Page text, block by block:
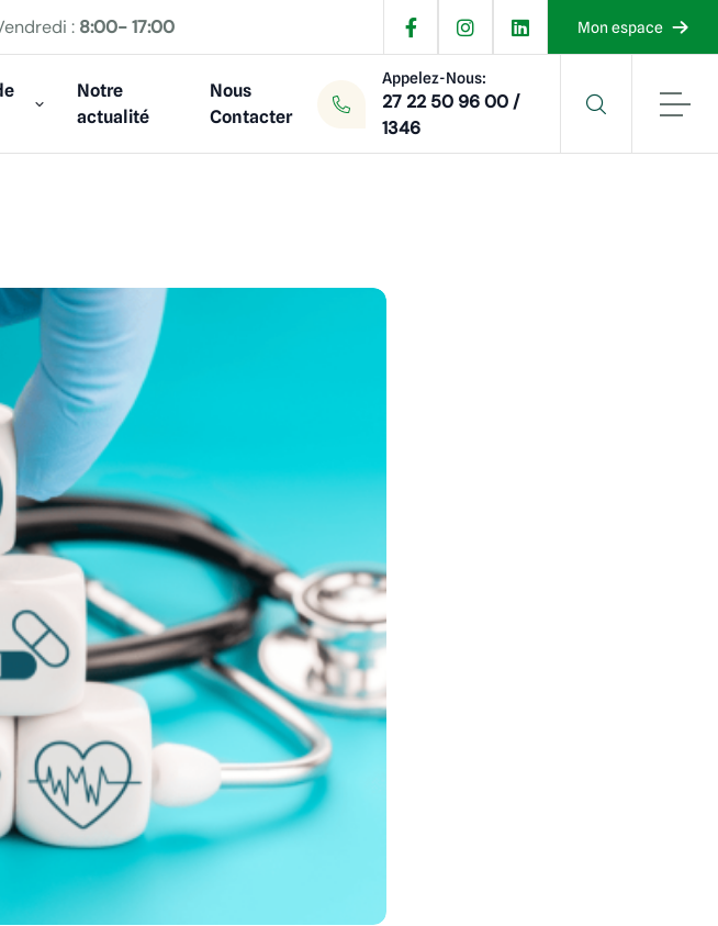
: 8:00- 17:00 Mon espace
Notre
actualité
Nous
Contacter
Appelez-Nous:
27 22 50 96 00 /
1346